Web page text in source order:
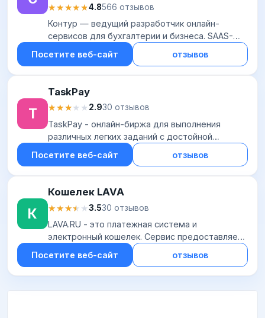
★★★★★
★★★★★4.8566 отзывов
Контур — ведущий разработчик онлайн-
сервисов для бухгалтерии и бизнеса. SAAS-
продукты от Контур выбирают тысячи
предприятий по всей России для сдачи
Посетите веб-сайт отзывов
T
TaskPay
★★★★★
★★★★★2.930 отзывов
TaskPay - онлайн-биржа для выполнения
различных легких заданий с достойной
оплатой. Преимущества для заказчиков:
оплата выполненных работ только после
Посетите веб-сайт отзывов
К
Кошелек LAVA
★★★★★
★★★★★3.530 отзывов
LAVA.RU - это платежная система и
электронный кошелек. Сервис предоставляет
пользователям возможность принимать
оплату, совершать выводы и распоряжаться
денежными средств...
Посетите веб-сайт отзывов